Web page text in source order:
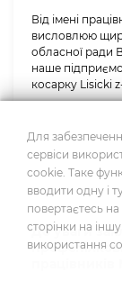
Від імені
висловлюю
обласної ради
наше
косарку Lisicki
До уваги
Для
сервіси
cookie. Таке
вводити одну і
повертаєтесь
сторінки на
використання